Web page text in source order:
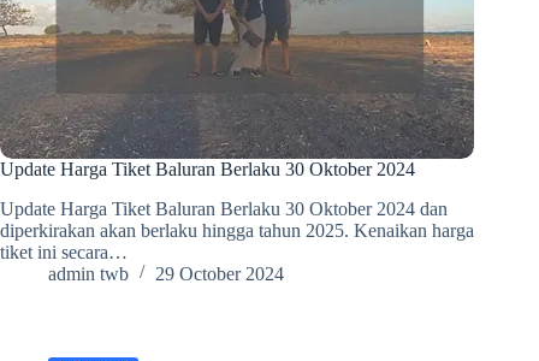
Update Harga Tiket Baluran Berlaku 30 Oktober 2024
Update Harga Tiket Baluran Berlaku 30 Oktober 2024 dan
diperkirakan akan berlaku hingga tahun 2025. Kenaikan harga
tiket ini secara…
admin twb
29 October 2024